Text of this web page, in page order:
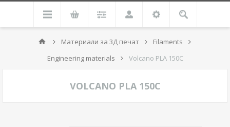
Материали за 3Д печат
Filaments
Engineering materials
Volcano PLA 150C
VOLCANO PLA 150C